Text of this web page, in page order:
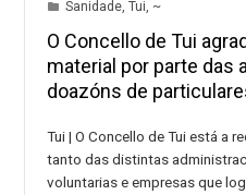
Sanidade,Tui, ~
O Concello de Tui
material por parte das
doazóns de
Tui | O Concello de Tui está a
tanto das distintas
voluntarias e empresas que